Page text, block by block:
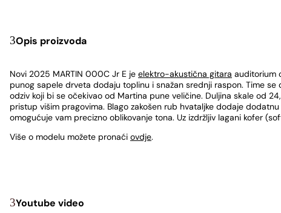
Opis proizvoda
Novi 2025 MARTIN 000C Jr E je elektro-akustična gitara auditorium
punog sapele drveta dodaju toplinu i snažan srednji raspon. Time
odziv koji bi se očekivao od Martina pune veličine. Duljina skale od
pristup višim pragovima. Blago zakošen rub hvataljke dodaje
omogućuje vam precizno oblikovanje tona. Uz izdržljiv lagani kofer
Više o modelu možete pronaći ovdje.
Youtube video